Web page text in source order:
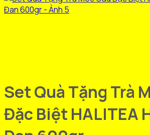
Set Quà Tặng Trà
Đặc Biệt HALITEA